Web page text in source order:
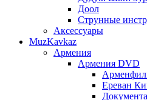
Доол
Струнные
Аксессуары
MuzKavkaz
Армения
Армения DVD
Ереван